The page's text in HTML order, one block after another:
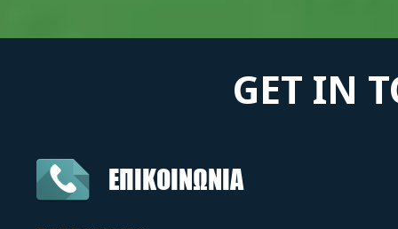
GET IN
ΕΠΙΚΟΙΝΩΝΙΑ